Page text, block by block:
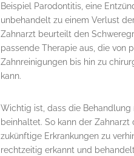
Beispiel Parodontitis, eine
unbehandelt zu einem Verlust
Zahnarzt beurteilt den
passende Therapie aus, die von
Zahnreinigungen bis hin zu
kann.
Wichtig ist, dass die
beinhaltet. So kann der
zukünftige Erkrankungen zu
rechtzeitig erkannt und